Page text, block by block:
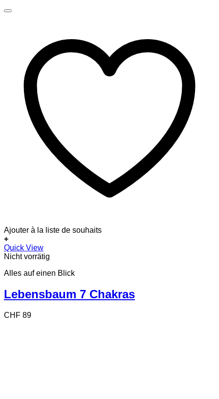
Ajouter à la liste de souhaits
+
Quick View
Nicht vorrätig
Alles auf einen Blick
Lebensbaum 7 Chakras
CHF 89